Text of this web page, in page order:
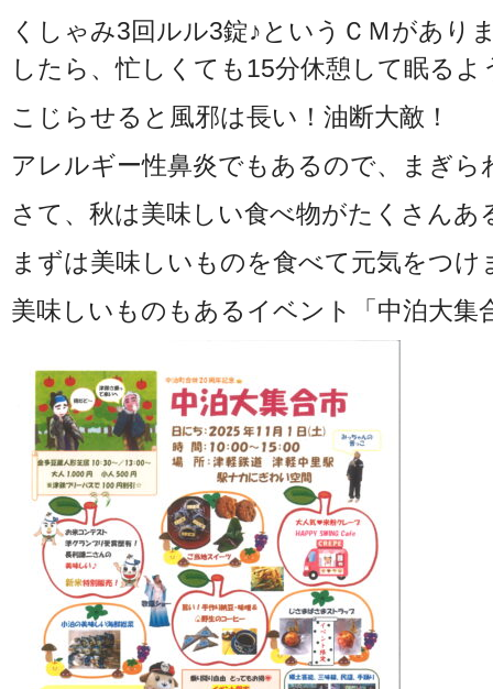
くしゃみ3回ルル3錠♪というＣＭがあり
したら、忙しくても15分休憩して眠る
こじらせると風邪は長い！油断大敵！
アレルギー性鼻炎でもあるので、まぎ
さて、秋は美味しい食べ物がたくさんあ
まずは美味しいものを食べて元気をつけ
美味しいものもあるイベント「中泊大集